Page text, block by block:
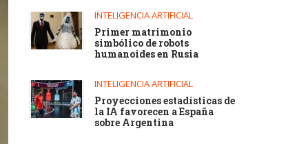
INTELIGENCIA ARTIFICIAL
Primer matrimonio
simbólico de robots
humanoides en Rusia
INTELIGENCIA ARTIFICIAL
Proyecciones estadísticas de
la IA favorecen a España
sobre Argentina